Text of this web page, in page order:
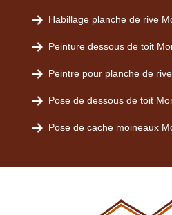
Habillage planche de rive
Peinture dessous de toit
Peintre pour planche de
Pose de dessous de toit
Pose de cache moineaux